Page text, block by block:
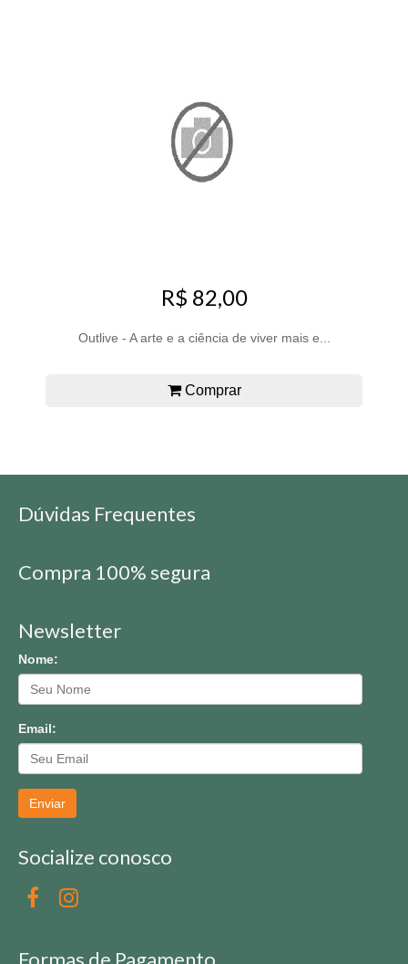
R$ 82,00
Outlive - A arte e a ciência de viver mais e...
Comprar
Dúvidas Frequentes
Compra 100% segura
Newsletter
Nome:
Email:
Enviar
Socialize conosco
Formas de Pagamento